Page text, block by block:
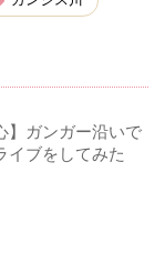
】ガンガー沿いで
イブをしてみた